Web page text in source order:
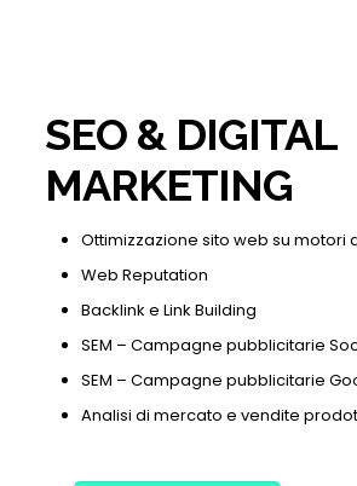
SEO & DIGITAL
MARKETING
Ottimizzazione sito web su motori
Web Reputation
Backlink e Link Building
SEM – Campagne pubblicitarie
SEM – Campagne pubblicitarie
Analisi di mercato e vendite